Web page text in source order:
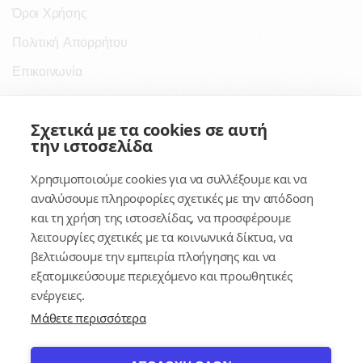
Όροι Χρήσης
Πολιτική Απορρήτου
Επικοινωνία
Σύνδεσμοι
Κέντρο Γνώσης
Πλατφόρμα
Εγγραφή
Για δημοσίους υπαλλήλους
Σχετικά με τα cookies σε αυτή
την ιστοσελίδα
Χρησιμοποιούμε cookies για να συλλέξουμε και να
αναλύσουμε πληροφορίες σχετικές με την απόδοση
και τη χρήση της ιστοσελίδας, να προσφέρουμε
λειτουργίες σχετικές με τα κοινωνικά δίκτυα, να
βελτιώσουμε την εμπειρία πλοήγησης και να
εξατομικεύσουμε περιεχόμενο και προωθητικές
ενέργειες.
Μάθετε περισσότερα